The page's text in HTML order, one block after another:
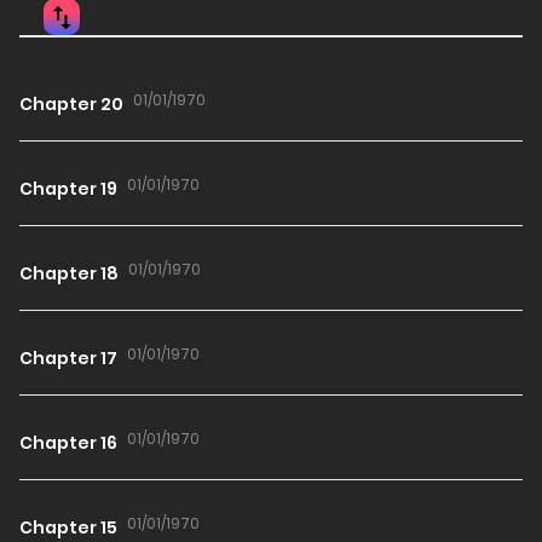
Chapter 20 01/01/1970
Chapter 19 01/01/1970
Chapter 18 01/01/1970
Chapter 17 01/01/1970
Chapter 16 01/01/1970
Chapter 15 01/01/1970